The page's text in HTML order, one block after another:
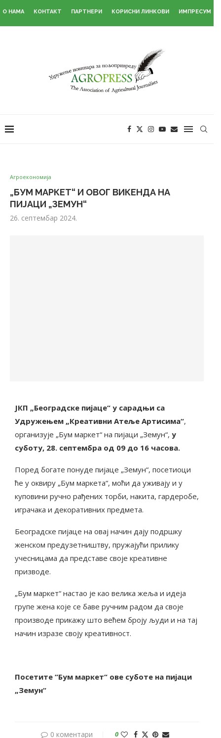
О НАМА КОНТАКТ ПАРТНЕРИ КОРИСНИ ЛИНКОВИ ИМПРЕСУМ
Агроекономија
„БУМ МАРКЕТ“ И ОВОГ ВИКЕНДА НА
ПИЈАЦИ „ЗЕМУН“
26. септембар 2024.
ЈКП „Београдске пијаце“ у сарадњи са
Удружењем „Креативни Атеље Артисима“,
организује „Бум маркет“ на пијаци „Земун“, у
суботу, 28. септембра од 09 до 16 часова.
Поред богате понуде пијаце „Земун“, посетиоци
ће у оквиру „Бум маркета“, моћи да уживају и у
куповини ручно рађених торби, накита, гардеробе,
играчака и декоративних предмета.
Београдске пијаце на овај начин дају подршку
женском предузетништву, пружајући прилику
учесницама да представе своје креативне
призводе.
„Бум маркет“ настао је као велика жеља и идеја
групе жена које се баве ручним радом да своје
производе прикажу што већем броју људи и на тај
начин изразе своју креативност.
Посетите “Бум маркет“ ове суботе на пијаци
„Земун“
0 коментари 0